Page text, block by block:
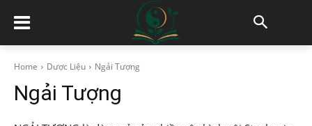
Home Dược Liệu Ngải Tượng
Ngải Tượng